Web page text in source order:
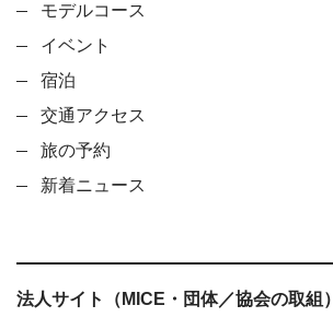
モデルコース
イベント
宿泊
交通アクセス
旅の予約
新着ニュース
法人サイト（MICE・団体／協会の取組）